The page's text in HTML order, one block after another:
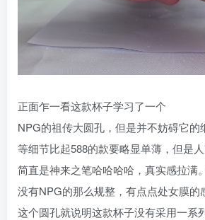
正面乍一看这款杯子学习了一个
NPG的祖传大圆孔，但是并不妨碍它的
等细节比起588的款要略显单薄，但是
简直是神来之笔哈哈哈哈，真实感拉满
没有NPG的那么规整，有点点处女膜的
这个圆孔就说明这款杯子没有采用一系